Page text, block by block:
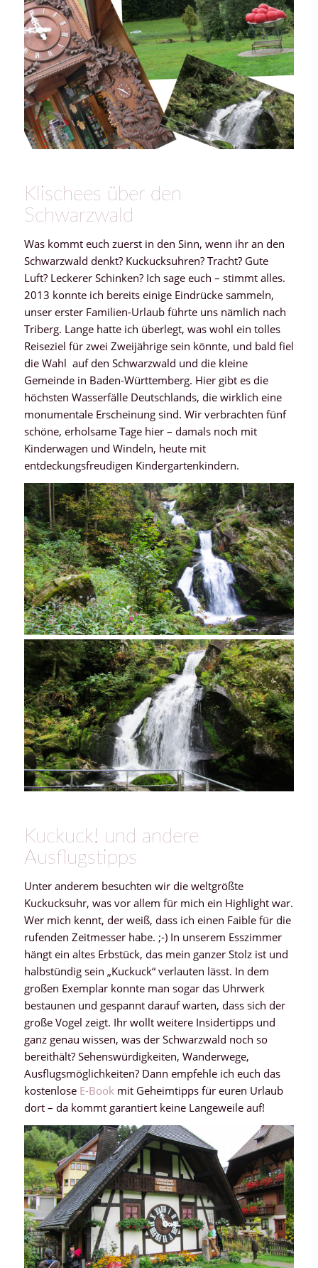
Klischees über den
Schwarzwald
Was kommt euch zuerst in den Sinn, wenn ihr an den
Schwarzwald denkt? Kuckucksuhren? Tracht? Gute
Luft? Leckerer Schinken? Ich sage euch – stimmt alles.
2013 konnte ich bereits einige Eindrücke sammeln,
unser erster Familien-Urlaub führte uns nämlich nach
Triberg. Lange hatte ich überlegt, was wohl ein tolles
Reiseziel für zwei Zweijährige sein könnte, und bald fiel
die Wahl auf den Schwarzwald und die kleine
Gemeinde in Baden-Württemberg. Hier gibt es die
höchsten Wasserfälle Deutschlands, die wirklich eine
monumentale Erscheinung sind. Wir verbrachten fünf
schöne, erholsame Tage hier – damals noch mit
Kinderwagen und Windeln, heute mit
entdeckungsfreudigen Kindergartenkindern.
Kuckuck! und andere
Ausflugstipps
Unter anderem besuchten wir die weltgrößte
Kuckucksuhr, was vor allem für mich ein Highlight war.
Wer mich kennt, der weiß, dass ich einen Faible für die
rufenden Zeitmesser habe. ;-) In unserem Esszimmer
hängt ein altes Erbstück, das mein ganzer Stolz ist und
halbstündig sein „Kuckuck“ verlauten lässt. In dem
großen Exemplar konnte man sogar das Uhrwerk
bestaunen und gespannt darauf warten, dass sich der
große Vogel zeigt. Ihr wollt weitere Insidertipps und
ganz genau wissen, was der Schwarzwald noch so
bereithält? Sehenswürdigkeiten, Wanderwege,
Ausflugsmöglichkeiten? Dann empfehle ich euch das
kostenlose E-Book mit Geheimtipps für euren Urlaub
dort – da kommt garantiert keine Langeweile auf!